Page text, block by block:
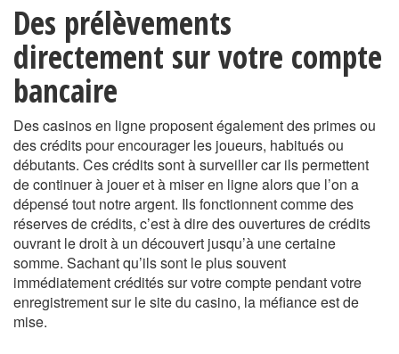
Des prélèvements
directement sur votre compte
bancaire
Des casinos en ligne proposent également des primes ou
des crédits pour encourager les joueurs, habitués ou
débutants. Ces crédits sont à surveiller car ils permettent
de continuer à jouer et à miser en ligne alors que l’on a
dépensé tout notre argent. Ils fonctionnent comme des
réserves de crédits, c’est à dire des ouvertures de crédits
ouvrant le droit à un découvert jusqu’à une certaine
somme. Sachant qu’ils sont le plus souvent
immédiatement crédités sur votre compte pendant votre
enregistrement sur le site du casino, la méfiance est de
mise.